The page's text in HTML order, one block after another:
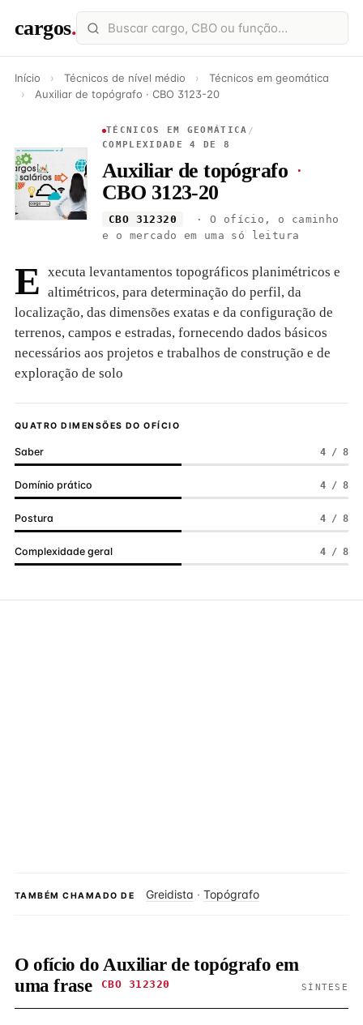
cargos.
Início › Técnicos de nível médio ›
Técnicos em geomática
›
Auxiliar de topógrafo · CBO 3123-20
TÉCNICOS EM GEOMÁTICA /
COMPLEXIDADE 4 DE 8
Auxiliar de topógrafo ·
CBO 3123-20
CBO 312320
· O ofício, o caminho
e o mercado em uma só leitura
E xecuta levantamentos topográficos planimétricos e
altimétricos, para determinação do perfil, da
localização, das dimensões exatas e da configuração de
terrenos, campos e estradas, fornecendo dados básicos
necessários aos projetos e trabalhos de construção e de
exploração de solo
QUATRO DIMENSÕES DO OFÍCIO
Saber 4 / 8
Domínio prático 4 / 8
Postura 4 / 8
Complexidade geral 4 / 8
TAMBÉM CHAMADO DE Greidista · Topógrafo
O ofício do Auxiliar de topógrafo em
uma frase
CBO 312320 SÍNTESE